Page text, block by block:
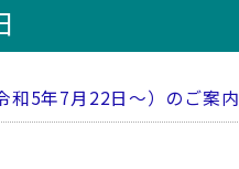
和5年7月22日～）のご案内